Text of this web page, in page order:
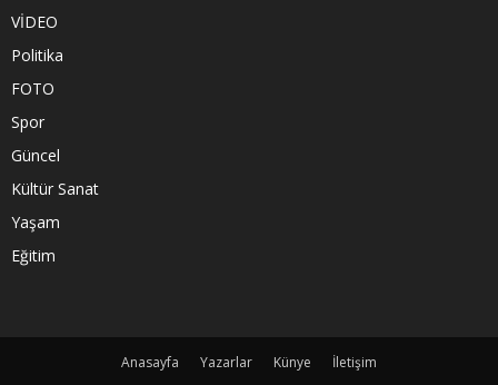
VİDEO
Politika
FOTO
Spor
Güncel
Kültür Sanat
Yaşam
Eğitim
Anasayfa Yazarlar Künye
İletişim